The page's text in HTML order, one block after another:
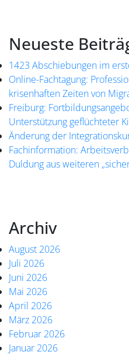
Neueste
1423 Abschiebungen im
Online-Fachtagung:
krisenhaften Zeiten von
Freiburg:
Unterstützung geflüchteter
Änderung der
Fachinformation:
Duldung aus weiteren
Archiv
August 2026
Juli 2026
Juni 2026
Mai 2026
April 2026
März 2026
Februar 2026
Januar 2026